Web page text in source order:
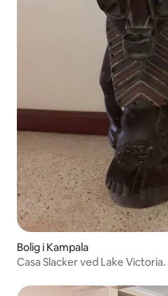
Bolig i Kampala
Casa Slacker ved Lake Victoria.